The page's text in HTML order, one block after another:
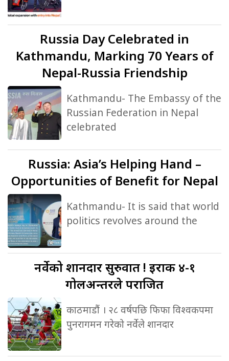
Russia Day Celebrated in
Kathmandu, Marking 70 Years of
Nepal-Russia Friendship
Kathmandu- The Embassy of the
Russian Federation in Nepal
celebrated
Russia: Asia’s Helping Hand –
Opportunities of Benefit for Nepal
Kathmandu- It is said that world
politics revolves around the
नर्वेकोशानदार सुरुवात ! इराक ४-१
गोलअन्तरले पराजित
काठमाडौं । २८ वर्षपछि फिफा विश्वकपमा
पुनरागमन गरेको नर्वेले शानदार